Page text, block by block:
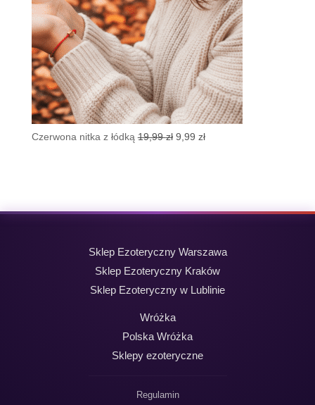
Czerwona nitka z łódką 19,99zł Pierwotna
9,99 złAktualna
Sklep Ezoteryczny Warszawa
Sklep Ezoteryczny Kraków
Sklep Ezoteryczny w Lublinie
Wróżka
Polska Wróżka
Sklepy ezoteryczne
Regulamin